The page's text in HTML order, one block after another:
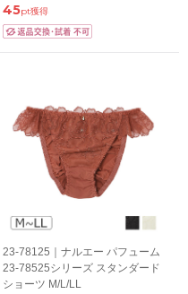
45pt獲得
23-78125｜ナルエー パフューム
23-78525シリーズ スタンダード
ショーツ M/L/LL